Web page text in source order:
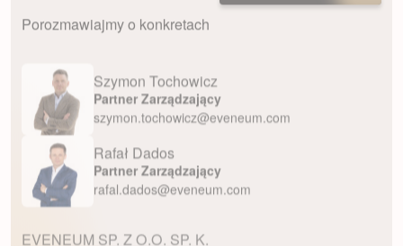
Porozmawiajmy o konkretach
Szymon Tochowicz
Partner Zarządzający
szymon.tochowicz@eveneum.com
Rafał Dados
Partner Zarządzający
rafal.dados@eveneum.com
EVENEUM SP. Z O.O. SP. K.